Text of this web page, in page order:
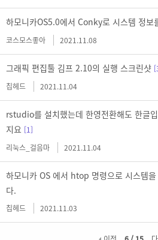
하모니카OS5.0에서 Conky로 시스템 정보
코스모스좋아
2021.11.08
그래픽 편집툴 김프 2.10의 실행 스크린샷
칩헤드
2021.11.04
rstudio를 설치했는데 한영전환해도 한글
지요 [1]
리눅스_걸음마
2021.11.04
하모니카 OS 에서 htop 명령으로 시스템
다.
칩헤드 2021.11.03